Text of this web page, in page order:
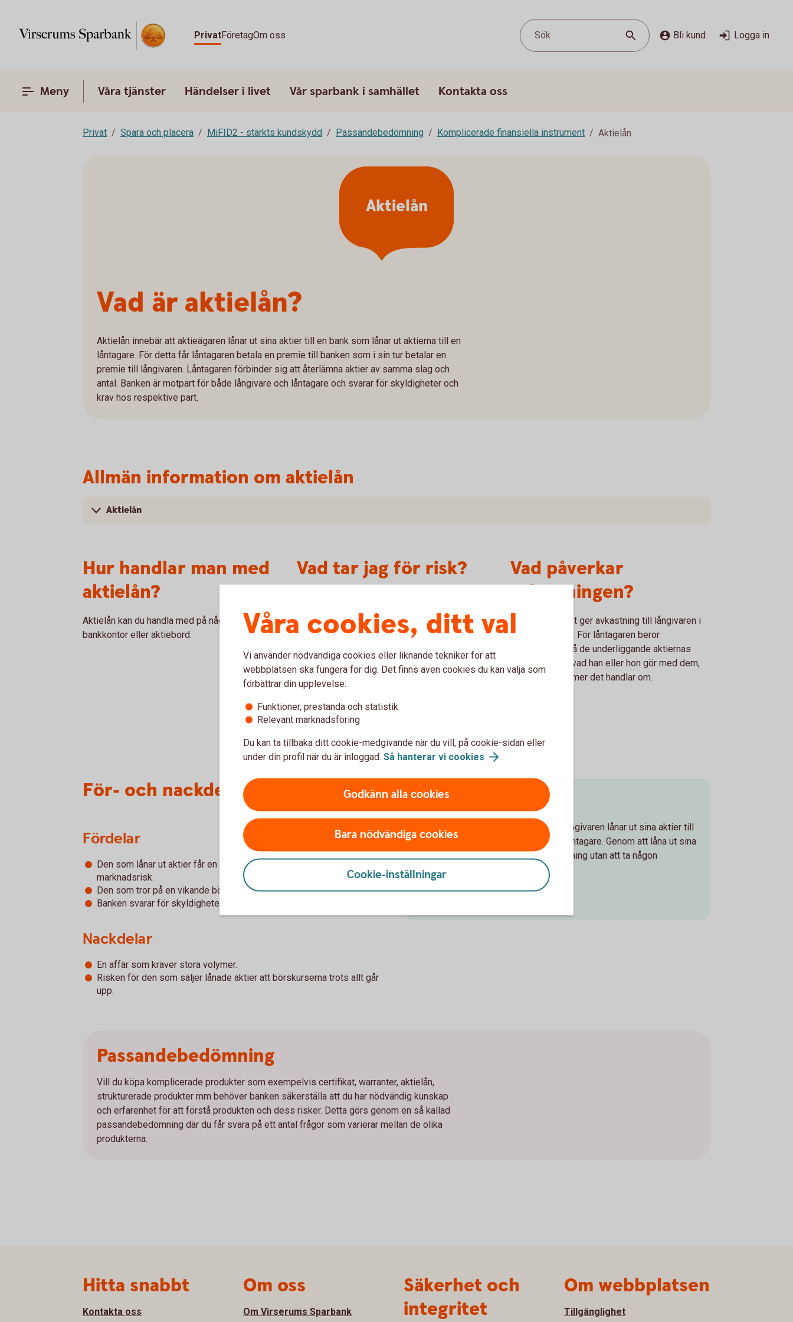
PrivatFöretagOm oss Sök Bli kund Logga in
Meny Våra tjänster Händelser i livet Vår sparbank i samhället Kontakta oss
Privat Spara och placera MiFID2 - stärkts kundskydd Passandebedömning Komplicerade finansiella instrument Aktielån
Vad är aktielån?
Aktielån innebär att aktieägaren lånar ut sina aktier till en bank som lånar ut aktierna till en
låntagare. För detta får låntagaren betala en premie till banken som i sin tur betalar en
premie till långivaren. Låntagaren förbinder sig att återlämna aktier av samma slag och
antal. Banken är motpart för både långivare och låntagare och svarar för skyldigheter och
krav hos respektive part.
Aktielån
Allmän information om aktielån
Aktielån
Hur handlar man med
aktielån?
Aktielån kan du handla med på något av våra
bankkontor eller aktiebord.
Vad tar jag för risk?
risker och kräver ofta särskilda kunskaper. Vi
rekommenderar därför att du sätter dig in i
bestämmelser och överenskommelser - på
avräkningsnotor eller i andra bekräftelser – som
gäller mellan dig och aktuella bolaget. Det är
också viktigt att förstå att om du tar ett
av de lånade värdepapperen - så kallad
blankning - så innebär det stora risker. I värsta
fall kan det innebär att du blir skuldsatt.
Vad påverkar
avkastningen?
Själva aktielånet ger avkastning till långivaren i
form av premie. För låntagaren beror
avkastningen på de underliggande aktiernas
utveckling och vad han eller hon gör med dem,
samt vilka volymer det handlar om.
För- och nackdelar med aktielån
Fördelar
Den som lånar ut aktier får en premie som extra avkastning och utan
marknadsrisk.
Den som tror på en vikande börs kan göra vinster utan att äga aktier.
Banken svarar för skyldigheter och krav hos respektive part.
Nackdelar
En affär som kräver stora volymer.
Risken för den som säljer lånade aktier att börskurserna trots allt går
upp.
Aktielån
Ett aktielån innebär att aktieägaren/långivaren lånar ut sina aktier till
en bank som lånar ut aktierna till en låntagare. Genom att låna ut sina
aktier kan aktieägaren få extra avkastning utan att ta någon
marknadsrisk.
Passandebedömning
Vill du köpa komplicerade produkter som exempelvis certifikat, warranter, aktielån,
strukturerade produkter mm behöver banken säkerställa att du har nödvändig kunskap
och erfarenhet för att förstå produkten och dess risker. Detta görs genom en så kallad
passandebedömning där du får svara på ett antal frågor som varierar mellan de olika
produkterna.
Våra cookies, ditt val
Vi använder nödvändiga cookies eller liknande tekniker för att
webbplatsen ska fungera för dig. Det finns även cookies du kan välja som
förbättrar din upplevelse:
Funktioner, prestanda och statistik
Relevant marknadsföring
Du kan ta tillbaka ditt cookie-medgivande när du vill, på cookie-sidan eller
under din profil när du är inloggad. Så hanterar vi cookies .
Godkänn alla cookies
Bara nödvändiga cookies
Cookie-inställningar
Hitta snabbt
Kontakta oss
Om oss
Om Virserums Sparbank
Säkerhet och
integritet
Om webbplatsen
Tillgänglighet